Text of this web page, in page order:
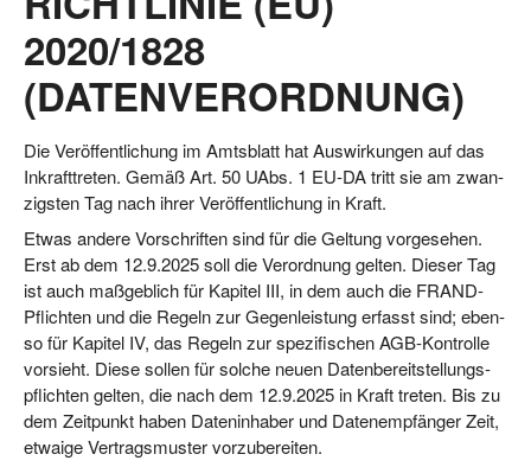
2020/1828
(DATENVERORDNUNG)
Die Ver­öf­fent­li­chung im Amts­blatt hat Aus­wir­kun­gen auf das
Inkraft­tre­ten. Gemäß Art. 50 UAbs. 1 EU-DA tritt sie am zwan­
zigs­ten Tag nach ihrer Ver­öf­fent­li­chung in Kraft.
Etwas ande­re Vor­schrif­ten sind für die Gel­tung vor­ge­se­hen.
Erst ab dem 12.9.2025 soll die Ver­ord­nung gel­ten. Die­ser Tag
ist auch maß­geb­lich für Kapi­tel III, in dem auch die FRAND-
Pflich­ten und die Regeln zur Gegen­leis­tung erfasst sind; eben­
so für Kapi­tel IV, das Regeln zur spe­zi­fi­schen AGB-Kon­trol­le
vor­sieht. Die­se sol­len für sol­che neu­en Daten­be­reit­stel­lungs­
pflich­ten gel­ten, die nach dem 12.9.2025 in Kraft tre­ten. Bis zu
dem Zeit­punkt haben Daten­in­ha­ber und Daten­emp­fän­ger Zeit,
etwa­ige Ver­trags­mus­ter vorzubereiten.